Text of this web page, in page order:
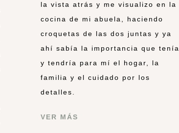
la vista atrás y me visualizo en la
cocina de mi abuela, haciendo
croquetas de las dos juntas y ya
ahí sabía la importancia que tenía
y tendría para mí el hogar, la
familia y el cuidado por los
detalles.
VER MÁS